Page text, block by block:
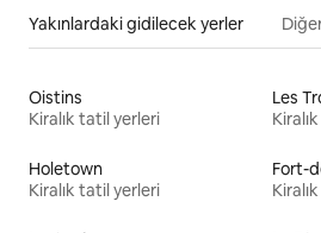
Yakınlardaki gidilecek yerler
Oistins
Kiralık tatil yerleri
Les
Holetown
Kiralık tatil yerleri
Fort-